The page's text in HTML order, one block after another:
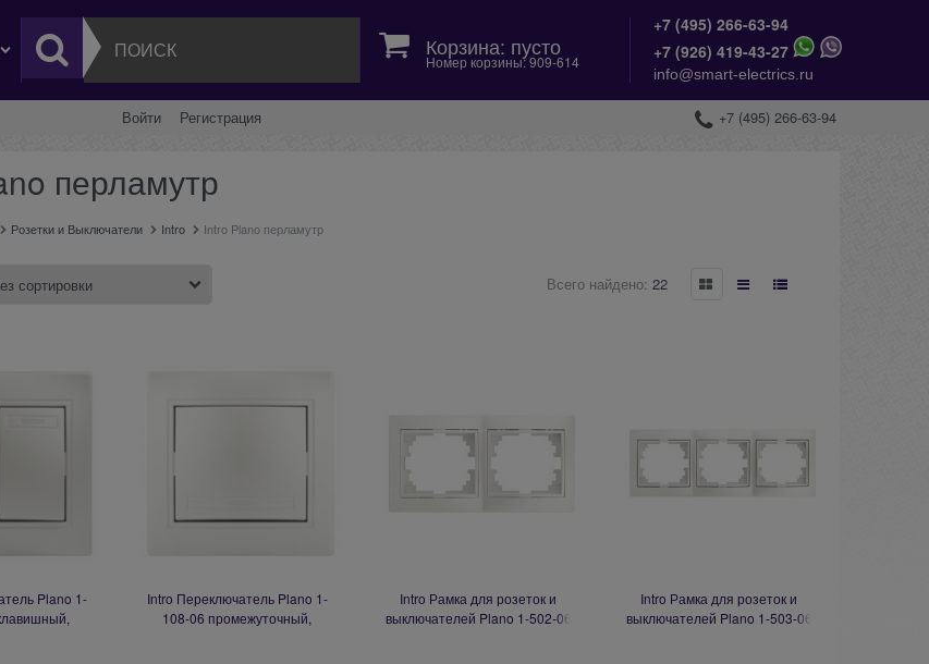
Корзина: пусто
Номер корзины: 909-614
+7 (495) 266-63-94
+7 (926) 419-43-27
info@smart-electrics.ru
Войти Регистрация +7 (495) 266-63-94
перламутр
Розетки и Выключатели Intro Intro Plano перламутр
Всего найдено: 22
Plano 1-
Intro Переключатель Plano 1-
108-06 промежуточный,
Intro Рамка для розеток и
выключателей Plano 1-502-06
Intro Рамка для розеток и
выключателей Plano 1-503-06